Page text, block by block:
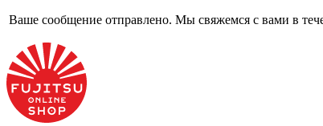
Ваше сообщение отправлено. Мы свяжемся с вами в